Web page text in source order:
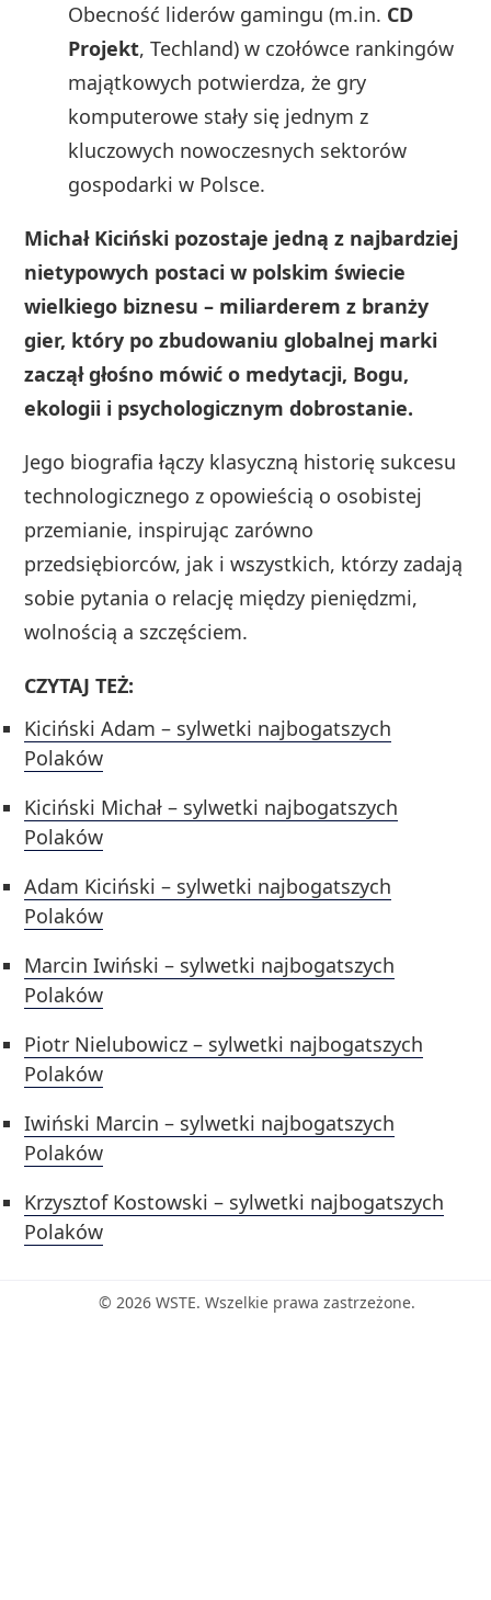
Obecność liderów gamingu (m.in. CD
Projekt, Techland) w czołówce rankingów
majątkowych potwierdza, że gry
komputerowe stały się jednym z
kluczowych nowoczesnych sektorów
gospodarki w Polsce.
Michał Kiciński pozostaje jedną z najbardziej
nietypowych postaci w polskim świecie
wielkiego biznesu – miliarderem z branży
gier, który po zbudowaniu globalnej marki
zaczął głośno mówić o medytacji, Bogu,
ekologii i psychologicznym dobrostanie.
Jego biografia łączy klasyczną historię sukcesu
technologicznego z opowieścią o osobistej
przemianie, inspirując zarówno
przedsiębiorców, jak i wszystkich, którzy zadają
sobie pytania o relację między pieniędzmi,
wolnością a szczęściem.
CZYTAJ TEŻ:
Kiciński Adam – sylwetki najbogatszych
Polaków
Kiciński Michał – sylwetki najbogatszych
Polaków
Adam Kiciński – sylwetki najbogatszych
Polaków
Marcin Iwiński – sylwetki najbogatszych
Polaków
Piotr Nielubowicz – sylwetki najbogatszych
Polaków
Iwiński Marcin – sylwetki najbogatszych
Polaków
Krzysztof Kostowski – sylwetki najbogatszych
Polaków
© 2026 WSTE. Wszelkie prawa zastrzeżone.